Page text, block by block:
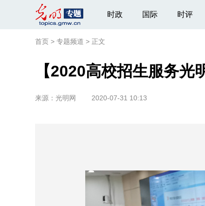
时政 国际 时评
首页 > 专题频道 > 正文
【2020高校招生服务
来源： 光明网 2020-07-31 10:13